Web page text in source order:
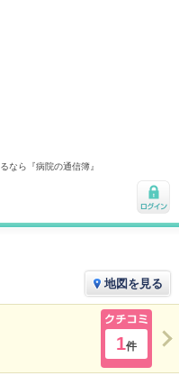
なら『病院の通信簿』
ログ
地図を見る
クチコ
ミ
1件